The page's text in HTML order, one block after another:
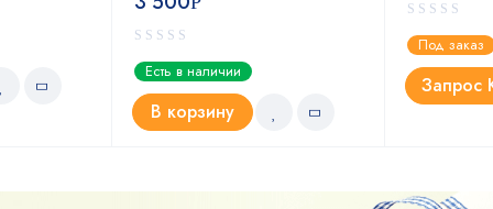
Есть в наличии
В корзину
Под заказ
Запрос